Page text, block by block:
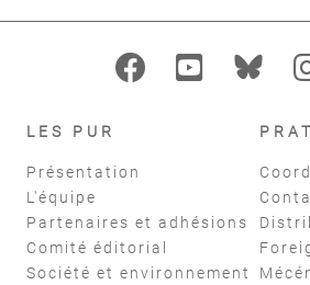
LES PUR
Présentation
L'équipe
Partenaires et adhésions
Comité éditorial
Société et environnement